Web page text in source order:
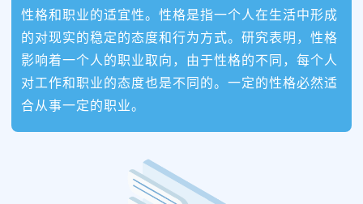
性格和职业的适宜性。性格是指一个人在生活中形成
的对现实的稳定的态度和行为方式。研究表明，性格
影响着一个人的职业取向，由于性格的不同，每个人
对工作和职业的态度也是不同的。一定的性格必然适
合从事一定的职业。